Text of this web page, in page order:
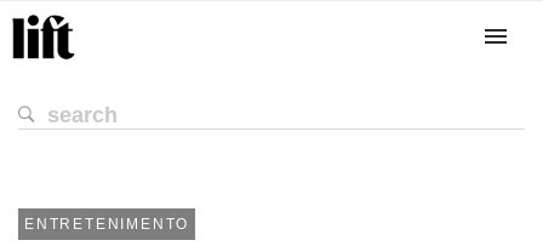
ENTRETENIMENTO